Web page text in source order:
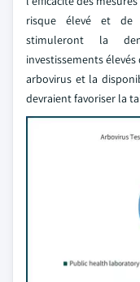
risque élevé et de
stimuleront la
investissements
arbovirus et la
devraient favoriser la